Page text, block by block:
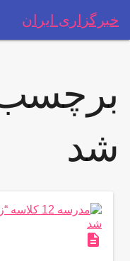
خبرگزاری ایران
شد
description